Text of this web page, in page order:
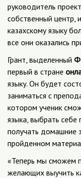
руководитель
собственный центр,
казахскому языку
все они оказались
Грант, выделенный
первый в стране
языку. Он будет
заниматься с
котором ученик
языка, выбрать
получать домашние
пройденном
«Теперь мы сможем
желающих выучить